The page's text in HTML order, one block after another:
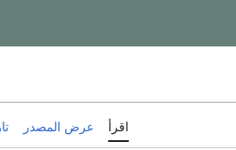
اقرأ عرض المصدر